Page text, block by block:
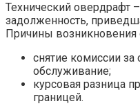
Технический овердрафт
задолженность,
Причины возникновения
снятие комиссии
обслуживание;
курсовая разница
границей.